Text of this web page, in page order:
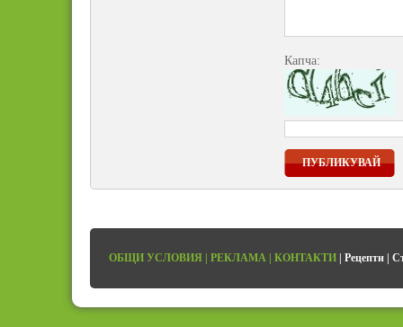
Капча:
ПУБЛИКУВАЙ
ОБЩИ УСЛОВИЯ | РЕКЛАМА | КОНТАКТИ | Рецепти |